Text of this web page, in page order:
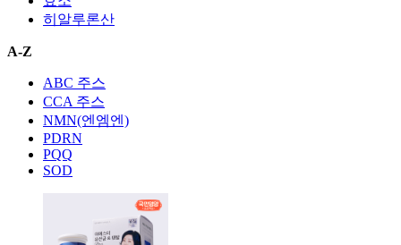
히알루론산
A-Z
ABC 주스
CCA 주스
NMN(엔엠엔)
PDRN
PQQ
SOD